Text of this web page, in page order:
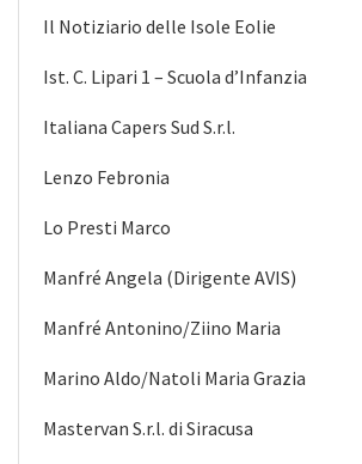
Il Notiziario delle Isole Eolie
Ist. C. Lipari 1 – Scuola d’Infanzia
Italiana Capers Sud S.r.l.
Lenzo Febronia
Lo Presti Marco
Manfré Angela (Dirigente AVIS)
Manfré Antonino/Ziino Maria
Marino Aldo/Natoli Maria Grazia
Mastervan S.r.l. di Siracusa